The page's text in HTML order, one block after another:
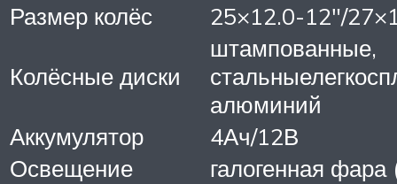
Размер колёс
25×12.0-12″/
Колёсные диски
штампованные,
алюминий
Аккумулятор
4Ач/12В
Освещение
галогенная фара